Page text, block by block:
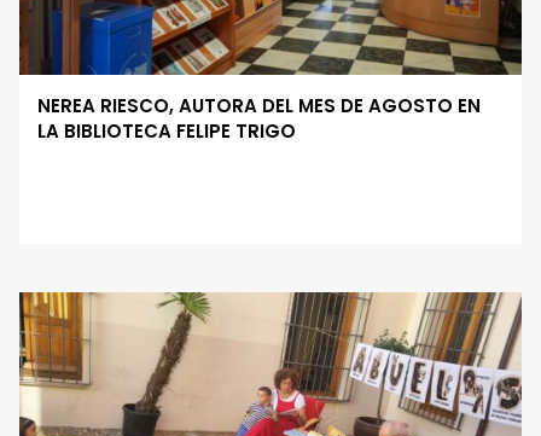
NEREA RIESCO, AUTORA DEL MES DE AGOSTO EN
LA BIBLIOTECA FELIPE TRIGO